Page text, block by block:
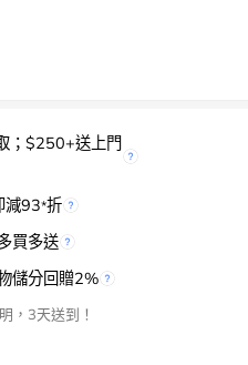
；$250+送上門
減93*折
買多送
儲分回贈2%
，3天送到！